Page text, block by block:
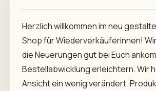
Herzlich willkommen im neu
Shop für Wiederverkäuferinnen!
die Neuerungen gut bei Euch
Bestellabwicklung erleichtern. Wir
Ansicht ein wenig verändert,